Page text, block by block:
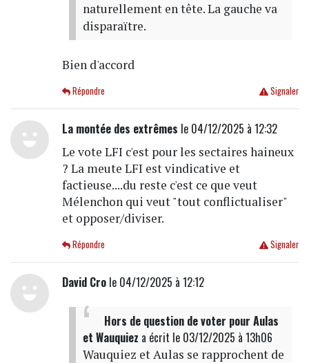
naturellement en tête. La gauche va
disparaïtre.
Bien d'accord
Signaler
Répondre
La montée des extrêmes le 04/12/2025 à 12:32
Le vote LFI c'est pour les sectaires haineux
? La meute LFI est vindicative et
factieuse....du reste c'est ce que veut
Mélenchon qui veut "tout conflictualiser"
et opposer/diviser.
Signaler
Répondre
David Crole 04/12/2025 à 12:12
Hors de question de voter pour Aulas
et Wauquiez a écrit le 03/12/2025 à 13h06
Wauquiez et Aulas se rapprochent de